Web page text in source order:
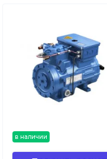
в наличии